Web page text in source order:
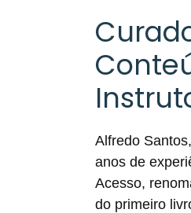
Alfredo
anos de
Acesso,
do primeiro